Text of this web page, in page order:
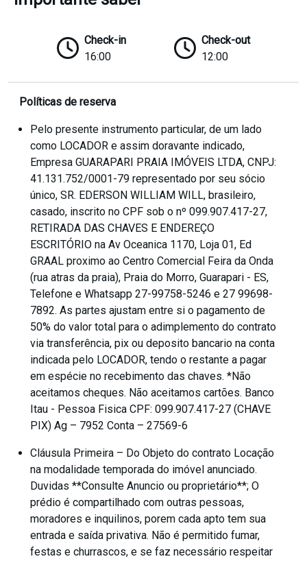
Check-in
16:00
Check-out
12:00
Políticas de reserva
Pelo presente instrumento particular, de um lado
como LOCADOR e assim doravante indicado,
Empresa GUARAPARI PRAIA IMÓVEIS LTDA, CNPJ:
41.131.752/0001-79 representado por seu sócio
único, SR. EDERSON WILLIAM WILL, brasileiro,
casado, inscrito no CPF sob o nº 099.907.417-27,
RETIRADA DAS CHAVES E ENDEREÇO
ESCRITÓRIO na Av Oceanica 1170, Loja 01, Ed
GRAAL proximo ao Centro Comercial Feira da Onda
(rua atras da praia), Praia do Morro, Guarapari - ES,
Telefone e Whatsapp 27-99758-5246 e 27 99698-
7892. As partes ajustam entre si o pagamento de
50% do valor total para o adimplemento do contrato
via transferência, pix ou deposito bancario na conta
indicada pelo LOCADOR, tendo o restante a pagar
em espécie no recebimento das chaves. *Não
aceitamos cheques. Não aceitamos cartões. Banco
Itau - Pessoa Fisica CPF: 099.907.417-27 (CHAVE
PIX) Ag – 7952 Conta – 27569-6
Cláusula Primeira – Do Objeto do contrato Locação
na modalidade temporada do imóvel anunciado.
Duvidas **Consulte Anuncio ou proprietário**; O
prédio é compartilhado com outras pessoas,
moradores e inquilinos, porem cada apto tem sua
entrada e saída privativa. Não é permitido fumar,
festas e churrascos, e se faz necessário respeitar